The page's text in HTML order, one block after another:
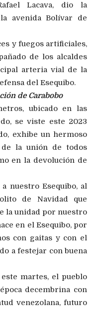
Lacava, dio la
avenida Bolívar de
y fuegos artificiales,
de los alcaldes
arteria vial de la
del Esequibo.
de Carabobo
ubicado en las
se viste este 2023
exhibe un hermoso
de la unión de todos
en la devolución de
nuestro Esequibo, al
de Navidad que
la unidad por nuestro
en el Esequibo, por
con gaitas y con el
a festejar con buena
martes, el pueblo
decembrina con
venezolana, futuro